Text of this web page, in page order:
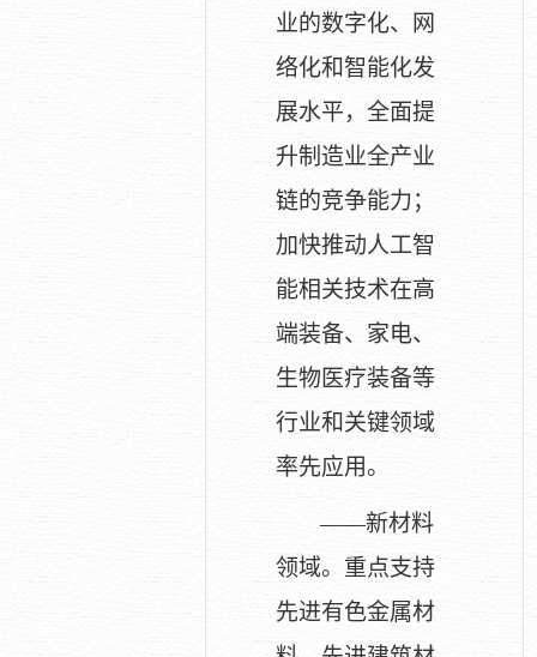
业的数字化、网
络化和智能化发
展水平，全面提
升制造业全产业
链的竞争能力；
加快推动人工智
能相关技术在高
端装备、家电、
生物医疗装备等
行业和关键领域
率先应用。
——新材料
领域。重点支持
先进有色金属材